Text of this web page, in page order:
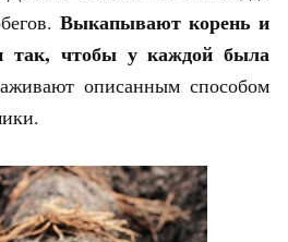
Выкапывают корень и
так, чтобы у каждой была
описанным способом